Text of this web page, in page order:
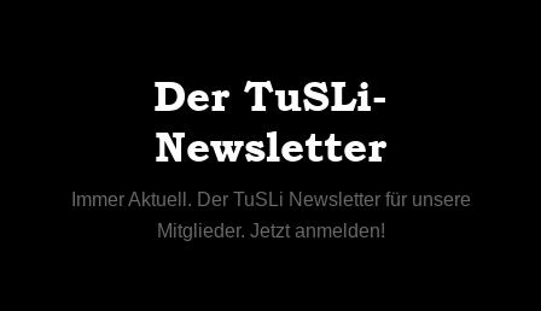
Der TuSLi-
Newsletter
Immer Aktuell. Der TuSLi Newsletter für unsere
Mitglieder. Jetzt anmelden!